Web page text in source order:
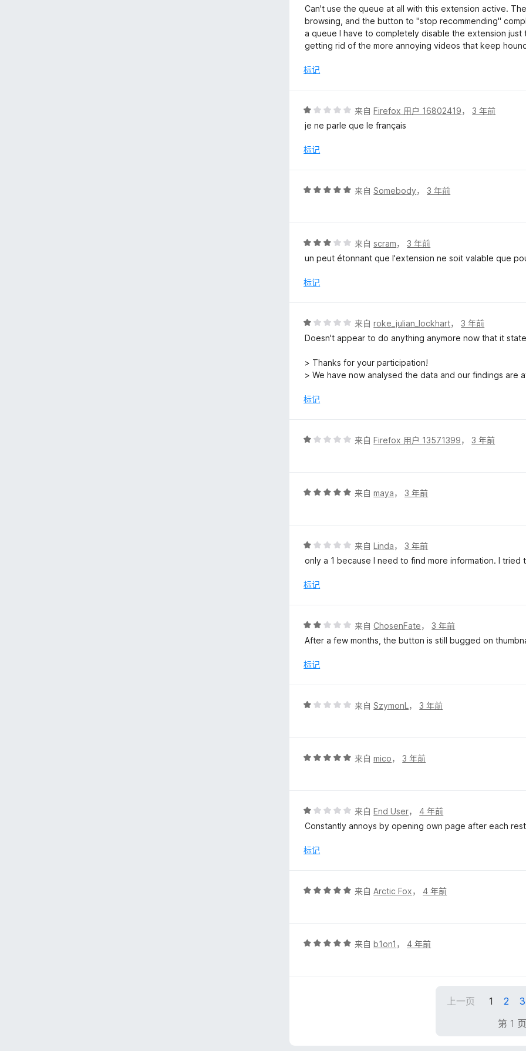
分
2
/
5
Can't use the queue at all with this extension active.
browsing, and the button to "stop recommending"
a queue I have to completely disable the extension
getting rid of the more annoying videos that keep
标记
评
分
/
来自Firefox 用户 16802419，3 年前
je ne parle que le français
标记
评
5
来自Somebody，3 年前
评
分
/
来自scram，3 年前
un peut étonnant que l'extension ne soit valable que
标记
评
分
/
5
来自roke_julian_lockhart，3 年前
Doesn't appear to do anything anymore now that it
> Thanks for your participation!
> We have now analysed the data and our findings are
标记
评
5
来自Firefox 用户 13571399，3 年前
评
5
来自maya，3 年前
评
分
/
来自Linda，3 年前
only a 1 because I need to find more information. I tried
标记
评
分
/
来自 ChosenFate，3 年前
After a few months, the button is still bugged on
标记
评
5
来自SzymonL ，3 年前
评
5
来自mico，3 年前
评
分
/
来自End User，4 年前
Constantly annoys by opening own page after each
标记
评
5
来自Arctic Fox，4 年前
评
来自b1on1 ，4 年前
上一页 1 2 3
第 1